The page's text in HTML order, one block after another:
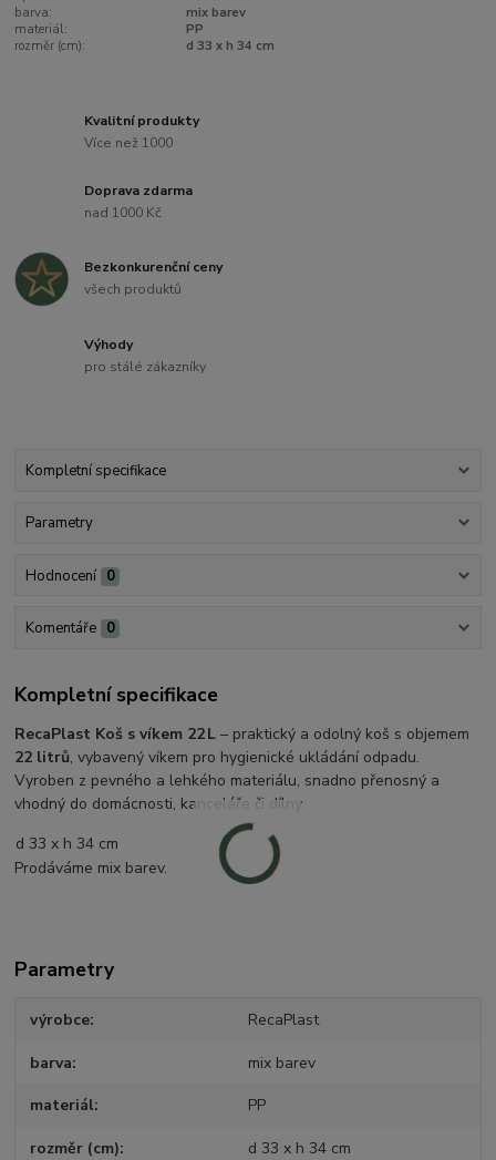
barva:
mix barev
materiál:
PP
rozměr (cm):
d 33 x h 34 cm
Kvalitní produkty
Více než 1000
Doprava zdarma
nad 1000 Kč
Bezkonkurenční ceny
všech produktů
Výhody
pro stálé zákazníky
Kompletní specifikace
Parametry
Hodnocení 0
Komentáře 0
Kompletní specifikace
RecaPlast Koš s víkem 22 L – praktický a odolný koš s objemem
22 litrů, vybavený víkem pro hygienické ukládání odpadu.
Vyroben z pevného a lehkého materiálu, snadno přenosný a
vhodný do domácnosti, kanceláře či dílny.
d 33 x h 34 cm
Prodáváme mix barev.
Parametry
výrobce RecaPlast
barva mix barev
materiál PP
rozměr (cm) d 33 x h 34 cm